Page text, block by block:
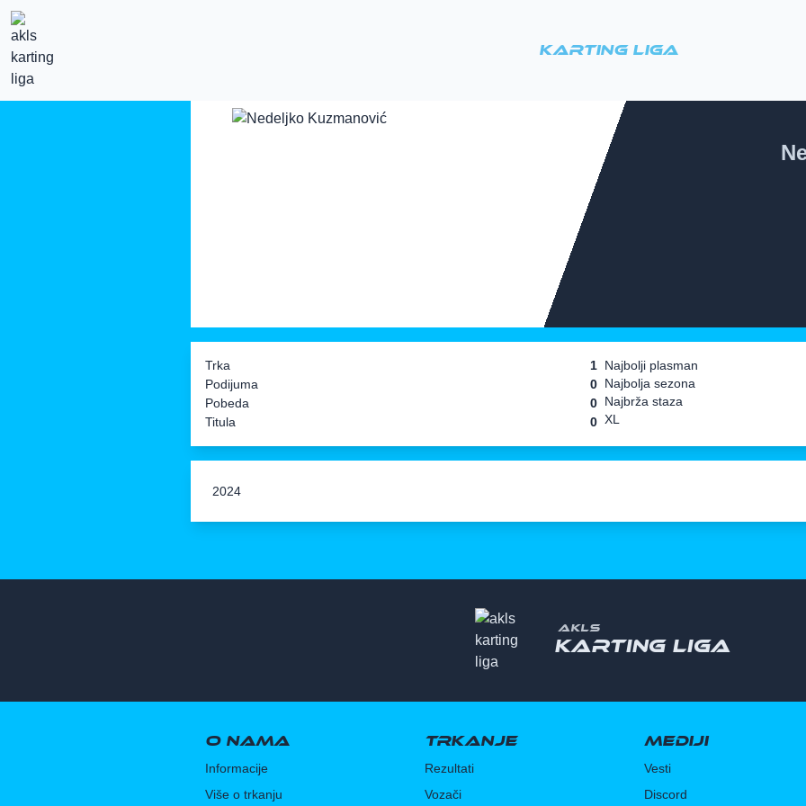
Karting Liga
Trka
1
Podijuma
0
Pobeda
0
Titula
0
Najbolji plasman
Najbolja sezona
Najbrža staza
XL
2024
AKLS
Karting liga
O nama
Informacije
Više o trkanju
Trkanje
Rezultati
Vozači
Mediji
Vesti
Discord